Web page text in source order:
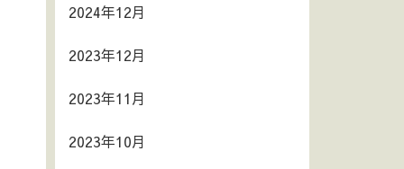
2024年12月
2023年12月
2023年11月
2023年10月